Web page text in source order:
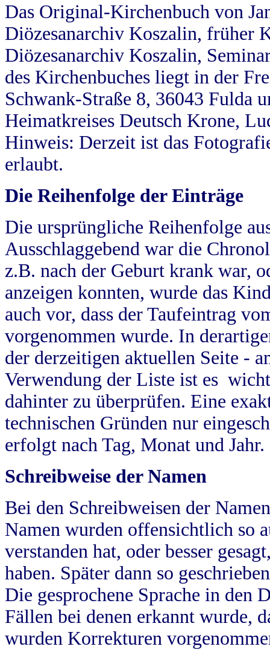
Das Original-Kirchenbuch von
Diözesanarchiv Koszalin, früher
Diözesanarchiv Koszalin,
des Kirchenbuches liegt in der
Schwank-Straße 8, 36043 Fulda
Heimatkreises Deutsch Krone,
Hinweis: Derzeit ist das
erlaubt.
Die Reihenfolge der Einträge
Die ursprüngliche Reihenfolge
Ausschlaggebend war die
z.B. nach der Geburt krank war,
anzeigen konnten, wurde das
auch vor, dass der Taufeintrag
vorgenommen wurde. In
der derzeitigen aktuellen Seite -
Verwendung der Liste ist es
dahinter zu überprüfen. Eine
technischen Gründen nur
erfolgt nach Tag, Monat und Jahr.
Schreibweise der Namen
Bei den Schreibweisen der
Namen wurden offensichtlich so
verstanden hat, oder besser
haben. Später dann so
Die gesprochene Sprache in
Fällen bei denen erkannt wurde,
wurden Korrekturen